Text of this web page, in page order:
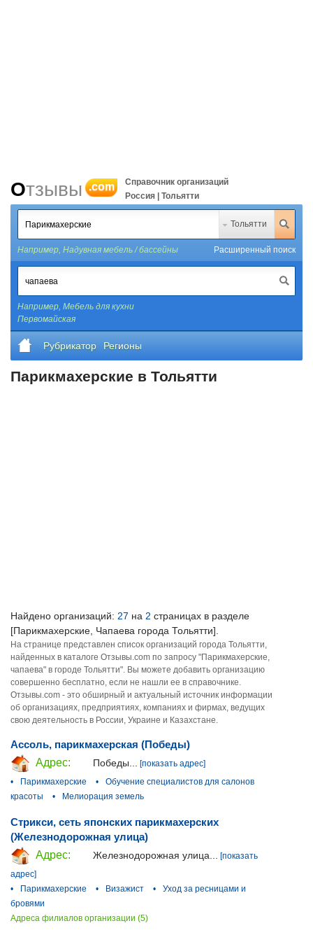
Отзывы .com
Справочник организаций
Россия | Тольятти
Тольятти
Например, Надувная мебель / бассейны Расширенный поиск
Например, Мебель для кухни
Первомайская
Рубрикатор Регионы
Парикмахерские в Тольятти
Найдено организаций: 27 на 2 страницах в разделе
[Парикмахерские, Чапаева города Тольятти].
На странице представлен список организаций города Тольятти,
найденных в каталоге Отзывы.com по запросу "Парикмахерские,
чапаева" в городе Тольятти". Вы можете добавить организацию
совершенно бесплатно, если не нашли ее в справочнике.
Отзывы.com - это обширный и актуальный источник информации
об организациях, предприятиях, компаниях и фирмах, ведущих
свою деятельность в России, Украине и Казахстане.
Ассоль, парикмахерская (Победы)
Адрес:
Победы...
[показать адрес]
•
Парикмахерские •
Обучение специалистов для салонов
красоты
• Мелиорация земель
Стрикси, сеть японских парикмахерских
(Железнодорожная улица)
Адрес:
Железнодорожная улица...
[показать
адрес]
•
Парикмахерские • Визажист •
Уход за ресницами и
бровями
Адреса филиалов организации (5)